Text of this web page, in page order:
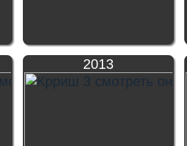
2013